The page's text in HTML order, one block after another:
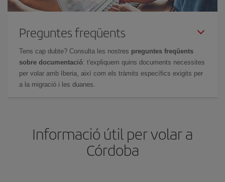
Preguntes freqüents
Tens cap dubte? Consulta les nostres preguntes freqüents
sobre documentació: t'expliquem quins documents necessites
per volar amb Iberia, així com els tràmits específics exigits per
a la migració i les duanes.
Informació útil per volar a
Córdoba